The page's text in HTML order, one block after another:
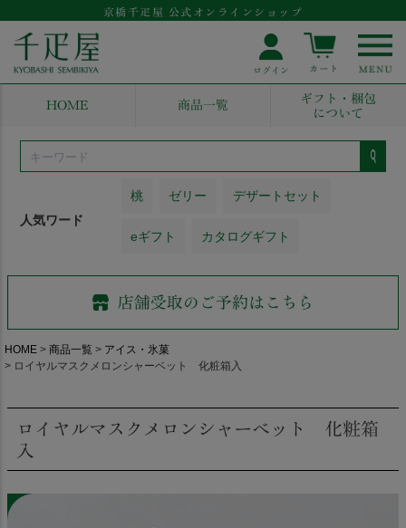
京橋千疋屋 公式オンラインショップ
HOME 商品一覧
ギフト・梱包
について
人気ワード
桃 ゼリー デザートセット
eギフト カタログギフト
HOME 商品一覧
アイス・氷菓
ロイヤルマスクメロンシャーベット 化粧箱入
ロイヤルマスクメロンシャーベット 化粧箱
入